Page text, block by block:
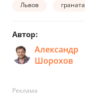
Львов граната
Автор:
Александр
Шорохов
Реклама